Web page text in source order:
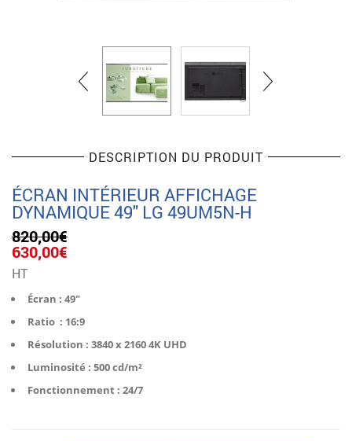
DESCRIPTION DU PRODUIT
ÉCRAN INTÉRIEUR AFFICHAGE
DYNAMIQUE 49″ LG 49UM5N-H
820,00€
Le
prix
initial
était :
820,00€.
630,00€
est :
630,00€.
HT
Écran : 49″
Ratio : 16:9
Résolution : 3840 x 2160 4K UHD
Luminosité : 500 cd/m²
Fonctionnement : 24/7